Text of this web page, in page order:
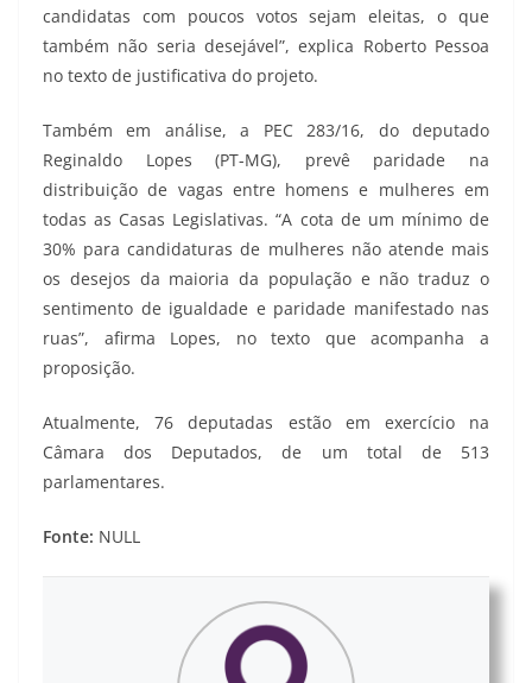
candidatas com poucos votos sejam eleitas, o que
também não seria desejável”, explica Roberto Pessoa
no texto de justificativa do projeto.
Também em análise, a PEC 283/16, do deputado
Reginaldo Lopes (PT-MG), prevê paridade na
distribuição de vagas entre homens e mulheres em
todas as Casas Legislativas. “A cota de um mínimo de
30% para candidaturas de mulheres não atende mais
os desejos da maioria da população e não traduz o
sentimento de igualdade e paridade manifestado nas
ruas”, afirma Lopes, no texto que acompanha a
proposição.
Atualmente, 76 deputadas estão em exercício na
Câmara dos Deputados, de um total de 513
parlamentares.
Fonte: NULL